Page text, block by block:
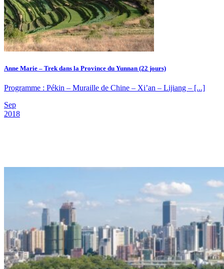
Anne Marie – Trek dans la Province du Yunnan (22 jours)
Programme : Pékin – Muraille de Chine – Xi’an – Lijiang – [...]
Sep
2018